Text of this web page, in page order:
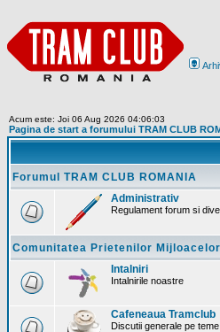
Acum este: Joi 06 Aug 2026 04:06:03
Pagina de start a forumului TRAM CLUB
Forumul TRAM CLUB ROMANIA
Administrativ
Regulament forum si
Comunitatea Prietenilor
Intalniri
Intalnirile noastre
Cafeneaua Tramclub
Discutii generale pe